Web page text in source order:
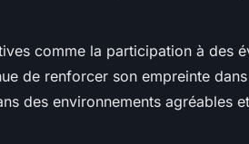
comme la participation à des
de renforcer son empreinte
des environnements agréables